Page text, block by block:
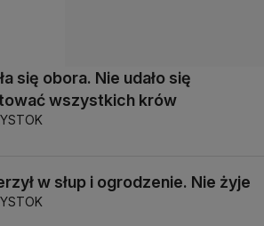
się obora. Nie udało się
wszystkich krów
w słup i ogrodzenie. Nie żyje